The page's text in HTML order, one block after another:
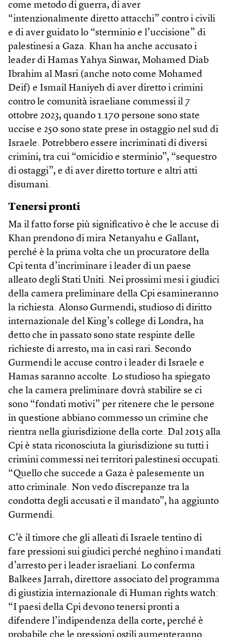
come metodo di guerra, di aver
“intenzionalmente diretto attacchi” contro i civili
e di aver guidato lo “sterminio e l’uccisione” di
palestinesi a Gaza. Khan ha anche accusato i
leader di Hamas Yahya Sinwar, Mohamed Diab
Ibrahim al Masri (anche noto come Mohamed
Deif) e Ismail Haniyeh di aver diretto i crimini
contro le comunità israeliane commessi il 7
ottobre 2023, quando 1.170 persone sono state
uccise e 250 sono state prese in ostaggio nel sud di
Israele. Potrebbero essere incriminati di diversi
crimini, tra cui “omicidio e sterminio”, “sequestro
di ostaggi”, e di aver diretto torture e altri atti
disumani.
Tenersi pronti
Ma il fatto forse più significativo è che le accuse di
Khan prendono di mira Netanyahu e Gallant,
perché è la prima volta che un procuratore della
Cpi tenta d’incriminare i leader di un paese
alleato degli Stati Uniti. Nei prossimi mesi i giudici
della camera preliminare della Cpi esamineranno
la richiesta. Alonso Gurmendi, studioso di diritto
internazionale del King’s college di Londra, ha
detto che in passato sono state respinte delle
richieste di arresto, ma in casi rari. Secondo
Gurmendi le accuse contro i leader di Israele e
Hamas saranno accolte. Lo studioso ha spiegato
che la camera preliminare dovrà stabilire se ci
sono “fondati motivi” per ritenere che le persone
in questione abbiano commesso un crimine che
rientra nella giurisdizione della corte. Dal 2015 alla
Cpi è stata riconosciuta la giurisdizione su tutti i
crimini commessi nei territori palestinesi occupati.
“Quello che succede a Gaza è palesemente un
atto criminale. Non vedo discrepanze tra la
condotta degli accusati e il mandato”, ha aggiunto
Gurmendi.
C’è il timore che gli alleati di Israele tentino di
fare pressioni sui giudici perché neghino i mandati
d’arresto per i leader israeliani. Lo conferma
Balkees Jarrah, direttore associato del programma
di giustizia internazionale di Human rights watch:
“I paesi della Cpi devono tenersi pronti a
difendere l’indipendenza della corte, perché è